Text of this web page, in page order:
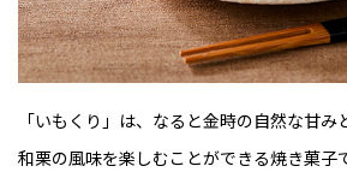
「いもくり」は、なると金時の自然な甘
和栗の風味を楽しむことができる焼き菓子